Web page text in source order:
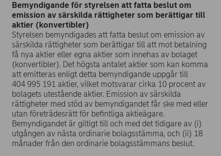
Bemyndigande för styrelsen att fatta beslut om
emission av särskilda rättigheter som berättigar till
aktier (konvertibler)
Styrelsen bemyndigades att fatta beslut om emission av
särskilda rättigheter som berättigar till att mot betalning
få nya aktier eller egna aktier som innehas av bolaget
(konvertibler). Det högsta antalet aktier som kan komma
att emitteras enligt detta bemyndigande uppgår till
404 995 191 aktier, vilket motsvarar cirka 10 procent av
bolagets utestående aktier. Emission av särskilda
rättigheter med stöd av bemyndigandet får ske med eller
utan företrädesrätt för befintliga aktieägare.
Bemyndigandet är giltigt till och med det tidigare av (i)
utgången av nästa ordinarie bolagsstämma, och (ii) 18
månader från den ordinarie bolagsstämmans beslut.